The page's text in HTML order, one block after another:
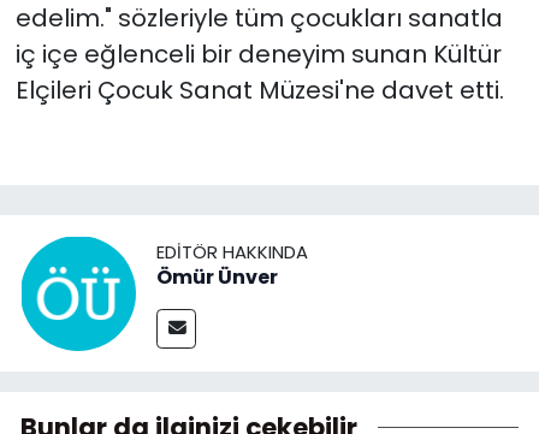
edelim." sözleriyle tüm çocukları sanatla
iç içe eğlenceli bir deneyim sunan Kültür
Elçileri Çocuk Sanat Müzesi'ne davet etti.
EDITÖR HAKKINDA
Ömür Ünver